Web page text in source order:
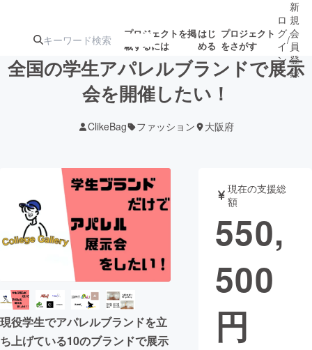
プロジェクトを掲
載するには
はじ
める
プロジェクト
をさがす
ターン
ジェクト
募集終了が近いプ
ロジェクト
アート・写真 音楽
テクノロジー・ガジェット ゲーム・サ
映像・映画
ビジネス・起業
まちづくり・地域活性化
ロ
グ
イ
ン
/
新
規
会
員
登
録
全国の学生アパレルブランドで展示
会を開催したい！
ClikeBag ファッション 大阪府
現役学生でアパレルブランドを立
ち上げている10のブランドで展示
現在の支援総
額
550,
500
円